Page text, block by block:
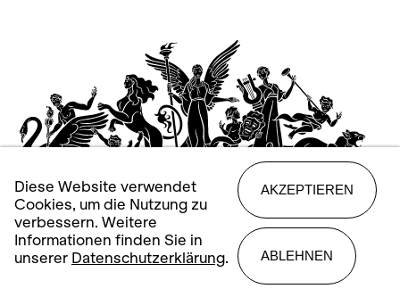
Diese Website verwendet
Cookies, um die Nutzung zu
verbessern. Weitere
Informationen finden Sie in
unserer Datenschutzerklärung.
AKZEPTIEREN
ABLEHNEN